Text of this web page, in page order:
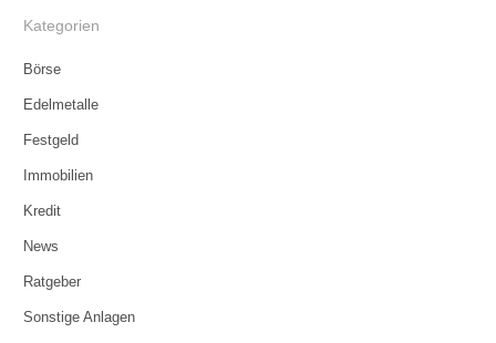
Kategorien
Börse
Edelmetalle
Festgeld
Immobilien
Kredit
News
Ratgeber
Sonstige Anlagen